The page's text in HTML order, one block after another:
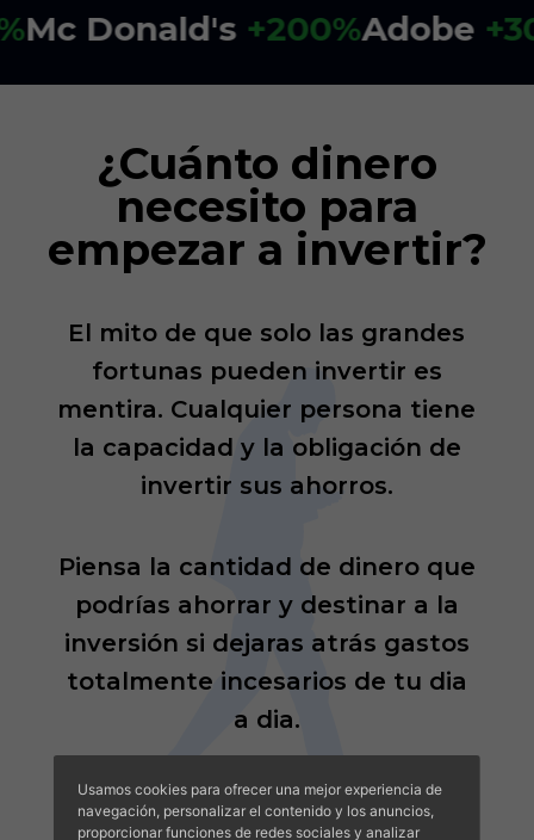
+200%Adobe +304%
¿Cuánto dinero
necesito para
empezar a invertir?
El mito de que solo las grandes
fortunas pueden invertir es
mentira. Cualquier persona tiene
la capacidad y la obligación de
invertir sus ahorros.
Piensa la cantidad de dinero que
podrías ahorrar y destinar a la
inversión si dejaras atrás gastos
totalmente incesarios de tu dia
a dia.
Usamos cookies para ofrecer una mejor experiencia de
navegación, personalizar el contenido y los anuncios,
proporcionar funciones de redes sociales y analizar